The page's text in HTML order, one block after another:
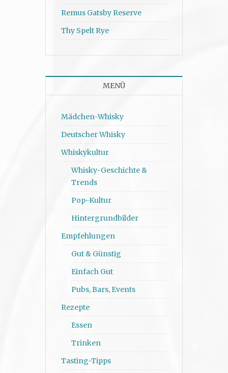
Remus Gatsby Reserve
Thy Spelt Rye
MENÜ
Mädchen-Whisky
Deutscher Whisky
Whiskykultur
Whisky-Geschichte &
Trends
Pop-Kultur
Hintergrundbilder
Empfehlungen
Gut & Günstig
Einfach Gut
Pubs, Bars, Events
Rezepte
Essen
Trinken
Tasting-Tipps